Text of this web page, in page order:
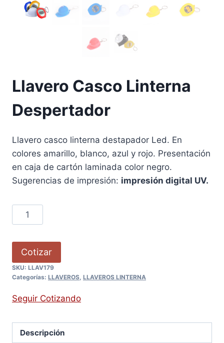
Llavero Casco Linterna
Despertador
Llavero casco linterna destapador Led. En
colores amarillo, blanco, azul y rojo. Presentación
en caja de cartón laminada color negro.
Sugerencias de impresión: impresión digital UV.
Cotizar
SKU: LLAV179
Categorías: LLAVEROS, LLAVEROS LINTERNA
Seguir Cotizando
Descripción